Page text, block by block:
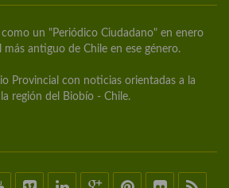
un "Periódico Ciudadano" en enero
antiguo de Chile en ese género.
Provincial con noticias orientadas a la
región del Biobío - Chile.